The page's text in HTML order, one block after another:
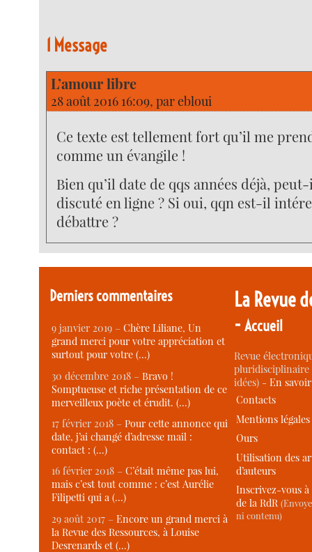
1 Message
L’amour libre
28 août 2016 16:09, parebloui
Ce texte est tellement fort qu’il me
comme un évangile !
Bien qu’il date de qqs années déjà,
discuté en ligne ? Si oui, qqn est-il
débattre ?
Derniers commentaires
9 janvier 2019 –Chère Liliane, Un
grand merci pour votre appréciation et
surtout pour votre (…)
30 décembre 2018 –Bravo !
Somptueuse et riche présentation de ce
merveilleux poète et érudit. (…)
17 février 2018 –Pour cette annonce qui
date, j’ai changé d’adresse mail :
contact : (…)
16 février 2018 –C’était même pas lui,
mais c’est tout comme : c’est Aurélie
Filipetti qui a (…)
29 août 2017 –Encore un grand merci à
la Revue des Ressources, à Louise
Desrenards et (…)
La Revue
-Accueil
Revue
idées) -En
Contacts
Mentions légales
Ours
Utilisation des
d’auteurs
Inscrivez-vous
de la RdR
ni contenu)